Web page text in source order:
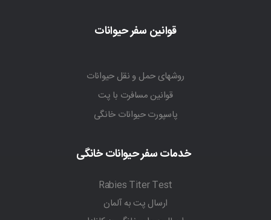
قوانین سفر حیوانات
روشهای حمل و نقل حیوانات
قوانین مسافرت با پت
پاسپورت حیوانات خانگی
خدمات سفر حیوانات خانگی
Rabies Titer Test
ارسال پت به آلمان